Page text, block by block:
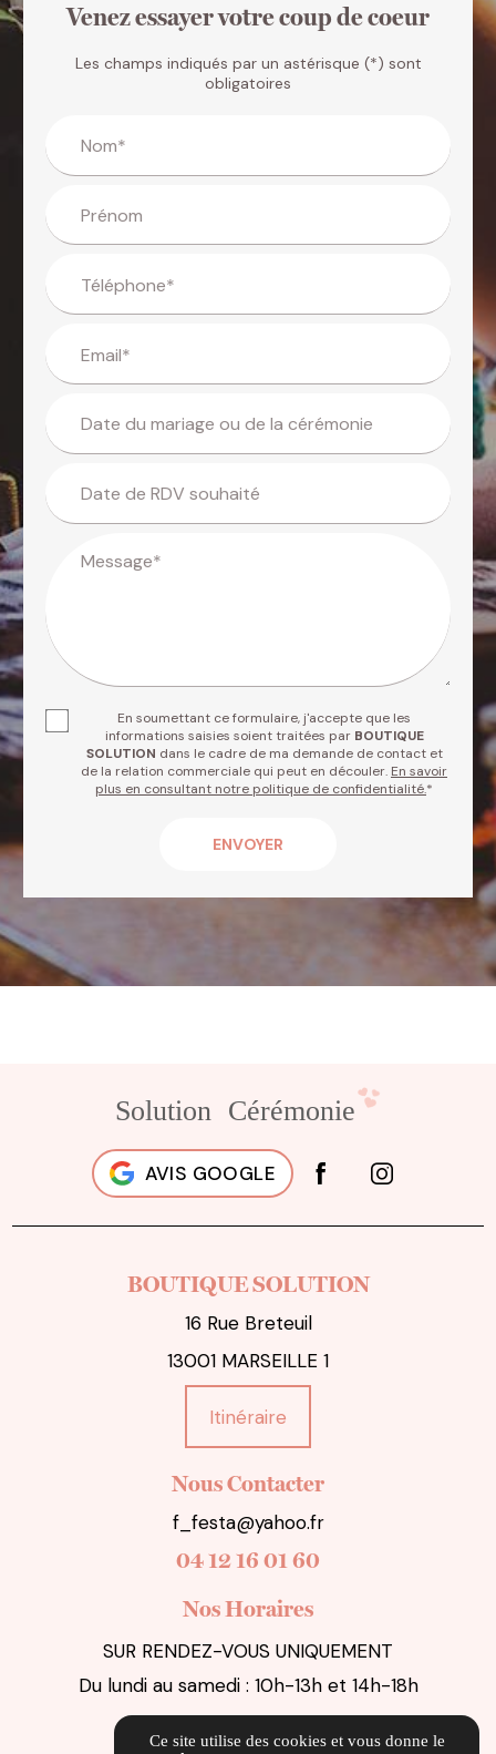
Venez essayer votre coup de coeur
Les champs indiqués par un astérisque (*) sont
obligatoires
Nom*
Prénom
Téléphone*
Email*
Date du mariage ou de la cérémonie
Date de RDV souhaité
Message*
En soumettant ce formulaire, j'accepte que les
informations saisies soient traitées par BOUTIQUE
SOLUTION dans le cadre de ma demande de contact et
de la relation commerciale qui peut en découler. En savoir
plus en consultant notre politique de confidentialité.*
AVIS GOOGLE
BOUTIQUE SOLUTION
16 Rue Breteuil
13001 MARSEILLE 1
Itinéraire
Nous Contacter
f_festa@yahoo.fr
04 12 16 01 60
Nos Horaires
SUR RENDEZ-VOUS UNIQUEMENT
Du lundi au samedi : 10h-13h et 14h-18h
Liens Utiles
Ce site utilise des cookies et vous donne le